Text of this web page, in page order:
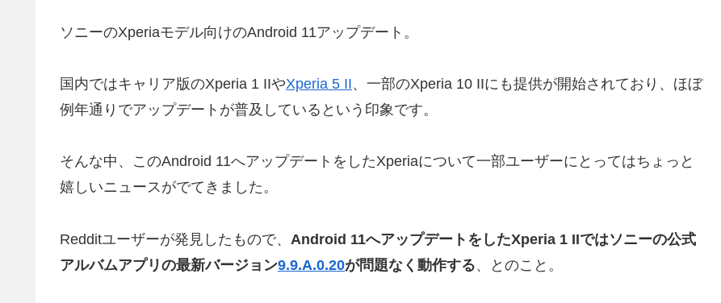
ソニーのXperiaモデル向けのAndroid 11アップデート。
国内ではキャリア版のXperia 1 IIやXperia 5 II、一部のXperia 10 IIにも提供が開始されており、ほぼ
例年通りでアップデートが普及しているという印象です。
そんな中、このAndroid 11へアップデートをしたXperiaについて一部ユーザーにとってはちょっと
嬉しいニュースがでてきました。
Redditユーザーが発見したもので、 Android 11へアップデートをしたXperia 1 IIではソニーの公式
アルバムアプリの最新バージョン9.9.A.0.20が問題なく動作する、とのこと。